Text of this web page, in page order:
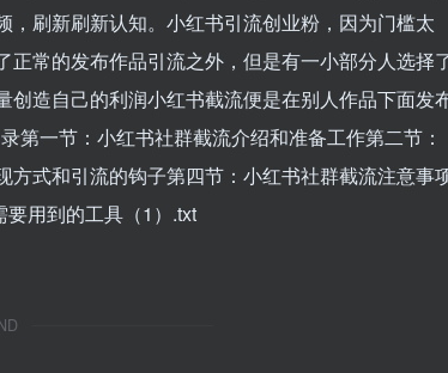
刷新刷新认知。小红书引流创业粉，因为门槛太
常的发布作品引流之外，但是有一小部分人选择
造自己的利润小红书截流便是在别人作品下面发
第一节：小红书社群截流介绍和准备工作第二节：
式和引流的钩子第四节：小红书社群截流注意事
用到的工具（1）.txt